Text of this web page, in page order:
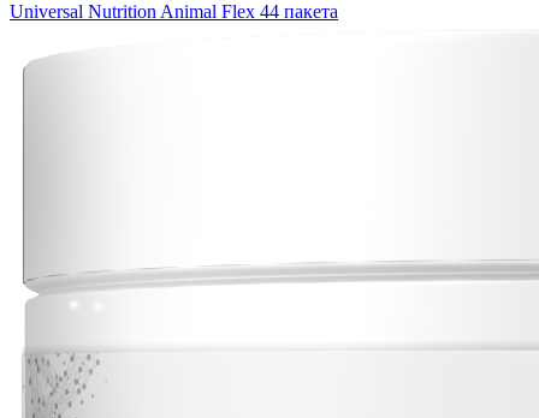
Universal Nutrition Animal Flex 44 пакета